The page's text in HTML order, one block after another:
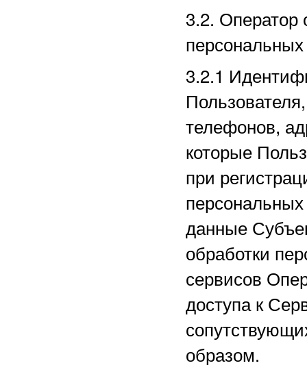
3.2. Оператор
3.2.1
телефонов,
которые
при
данные
обработки
сервисов
доступа к
образом.